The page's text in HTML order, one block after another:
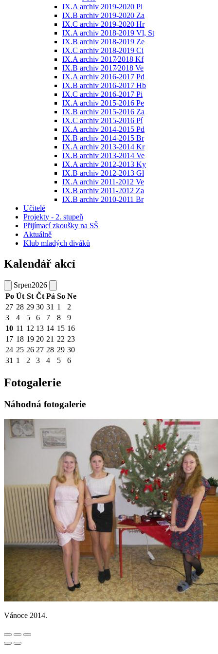
IX.A archiv 2019-2020 Pi
IX.B archiv 2019-2020 Za
IX.C archiv 2019-2020 Hr
IX.A archiv 2018-2019 Vl, St
IX.B archiv 2018-2019 Ze
IX.C archiv 2018-2019 Ci
IX.A archiv 2017⁄2018 Kf
IX.B archiv 2017⁄2018 Ve
IX.A archiv 2016-2017 Pd
IX.B archiv 2016-2017 Hb
IX.C archiv 2016-2017 Pi
IX.A archiv 2015-2016 Pe
IX.B archiv 2015-2016 Za
IX.C archiv 2015-2016 Pí
IX.A archiv 2014-2015 Pd
IX.B archiv 2014-2015 Br
IX.A archiv 2013-2014 Kr
IX.B archiv 2013-2014 Ve
IX.A archiv 2012-2013 Ky
IX.B archiv 2012-2013 Gl
IX.A archiv 2011-2012 Ve
IX.B archiv 2011-2012 Za
IX.B archiv 2010-2011 Br
Učitelé
Projekty - 2. stupeň
Přijímací zkoušky na SŠ
Aktuálně
Klub mladých diváků
Kalendář akcí
Srpen2026
Po Út St Čt Pá So Ne
27 28 29 30 31 1
2
3
4 5 6 7 8
9
10 11 12 13 14 15 16
17 18 19 20 21 22 23
24 25 26 27 28 29 30
31 1 2 3 4 5 6
Fotogalerie
Náhodná fotogalerie
Vánoce 2014.